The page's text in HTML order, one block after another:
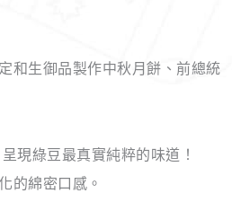
和生御品製作中秋月餅、前總統
現綠豆最真實純粹的味道！
的綿密口感。